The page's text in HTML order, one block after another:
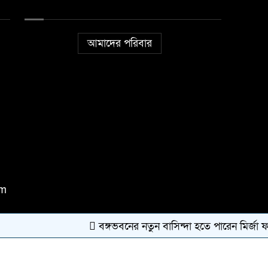
আমাদের পরিবার
কারিগরি সহযোগিতায়:Bangla Webs
বঙ্গভবনের নতুন বাসিন্দা হতে পারেন মির্জা